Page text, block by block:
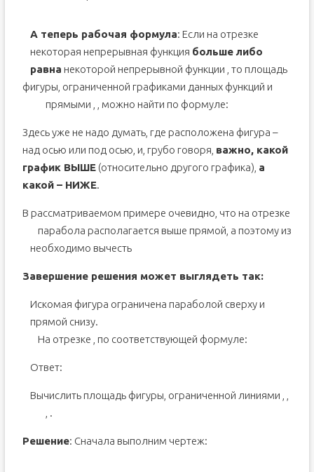
А теперь рабочая формула: Если на отрезке
некоторая непрерывная функция больше либо
равна некоторой непрерывной функции , то площадь
фигуры, ограниченной графиками данных функций и
прямыми
, можно найти по формуле:
Здесь уже не надо думать, где расположена фигура –
над осью или под осью, и, грубо говоря, важно, какой
график ВЫШЕ(относительно другого графика), а
какой – НИЖЕ.
В рассматриваемом примере очевидно, что на отрезке
парабола располагается выше прямой, а поэтому из
необходимо вычесть
Завершение решения может выглядеть так:
Искомая фигура ограничена параболой сверху и
прямой снизу.
На отрезке
, по соответствующей формуле:
Ответ:
Вычислить площадь фигуры, ограниченной линиями
.
Решение: Сначала выполним чертеж: